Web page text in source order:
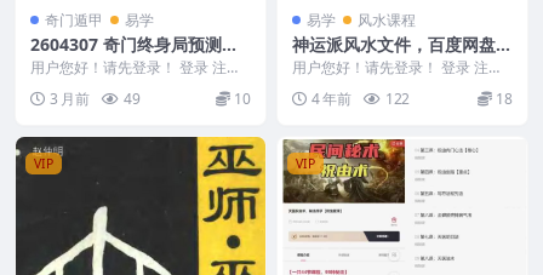
奇门遁甲 易学
2604307 奇门终身局预测与
化解教材176页Y
用户您好！请先登录！ 登录 注册
奇门终身局预测与化解教材176页
Y 26043...
3 月前 49 10
易学 风水课程
神运派风水文件，百度网盘下
载，阿里云盘下载
用户您好！请先登录！ 登录 注册
编号：F5327 ├──神运派风水录
音2 | ...
4 年前 122 18
VIP VIP